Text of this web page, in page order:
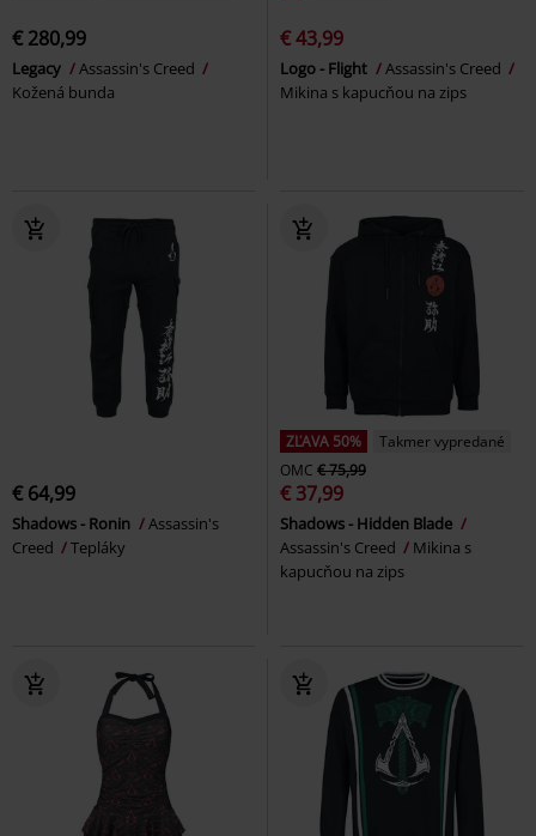
€ 280,99
Legacy
Assassin's Creed
Kožená bunda
€ 43,99
Logo - Flight
Assassin's Creed
Mikina s kapucňou na zips
€ 64,99
Shadows - Ronin
Assassin's
Creed
Tepláky
ZĽAVA 50%
Takmer vypredané
OMC € 75,99
€ 37,99
Shadows - Hidden Blade
Assassin's Creed
Mikina s
kapucňou na zips